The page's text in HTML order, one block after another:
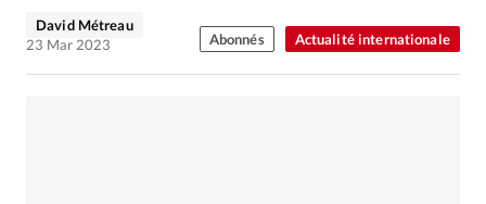
Actualité internationale
David Métreau
23 Mar 2023
Abonnés